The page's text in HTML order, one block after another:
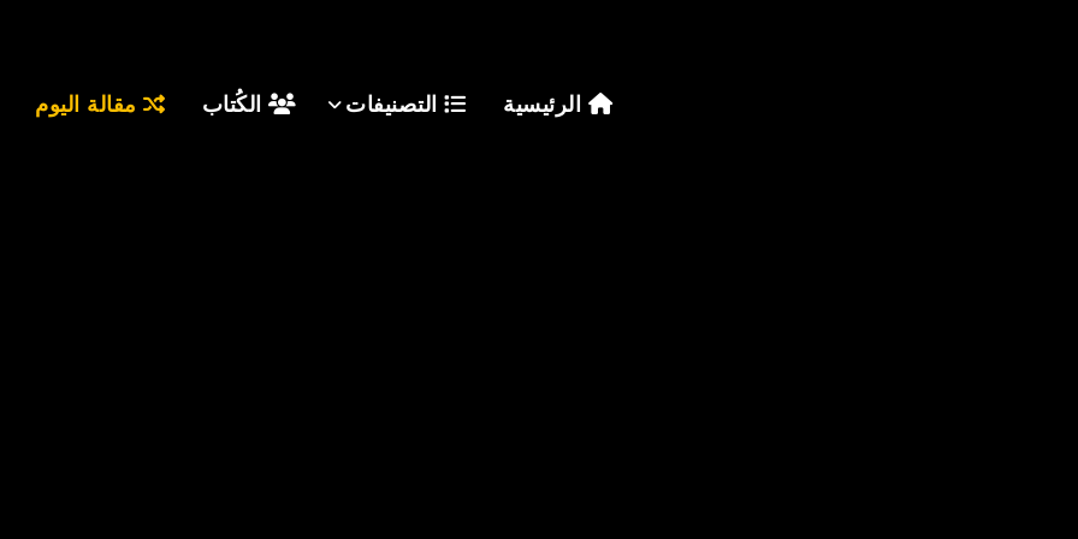
الرئيسية التصنيفات الكُتاب مقالة اليوم